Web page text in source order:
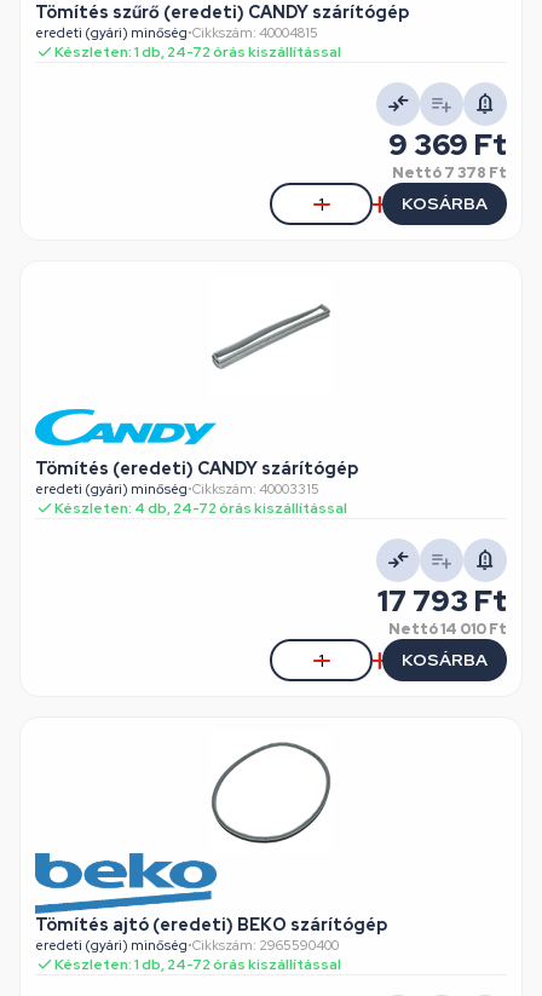
Tömítés szűrő (eredeti) CANDY szárítógép
eredeti (gyári) minőség•Cikkszám: 40004815
Készleten: 1 db, 24-72 órás kiszállítással
9 369 Ft
Nettó7 378 Ft
KOSÁRBA
Tömítés (eredeti) CANDY szárítógép
eredeti (gyári) minőség•Cikkszám: 40003315
Készleten: 4 db, 24-72 órás kiszállítással
17 793 Ft
Nettó14 010 Ft
KOSÁRBA
Tömítés ajtó (eredeti) BEKO szárítógép
eredeti (gyári) minőség•Cikkszám: 2965590400
Készleten: 1 db, 24-72 órás kiszállítással